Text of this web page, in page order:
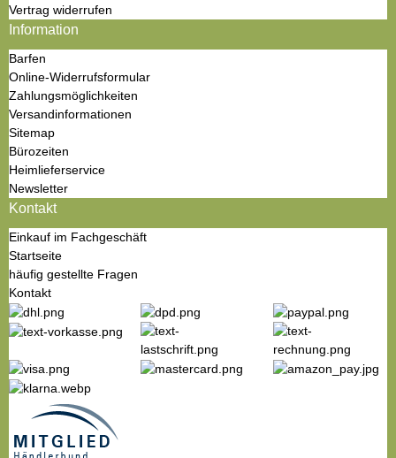
Vertrag widerrufen
Information
Barfen
Online-Widerrufsformular
Zahlungsmöglichkeiten
Versandinformationen
Sitemap
Bürozeiten
Heimlieferservice
Newsletter
Kontakt
Einkauf im Fachgeschäft
Startseite
häufig gestellte Fragen
Kontakt